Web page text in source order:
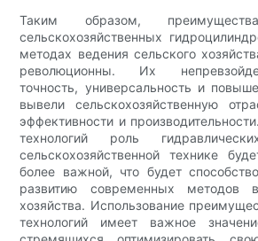
Таким образом,
сельскохозяйственных
методах ведения сельского
революционны. Их
точность, универсальность и
вывели сельскохозяйственную
эффективности и
технологий роль
сельскохозяйственной технике
более важной, что будет
развитию современных методов
хозяйства. Использование
технологий имеет важное